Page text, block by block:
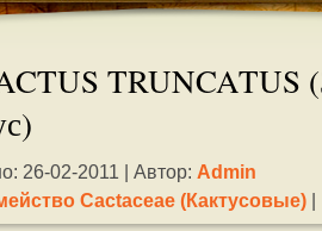
TRUNCATUS
26-02-2011 | Автор: Admin
Cactaceae (кактусовые) |